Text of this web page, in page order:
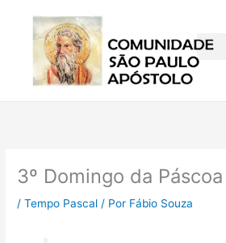
conteúdo
3º Domingo da
/Tempo Pascal / Por Fábio Souza